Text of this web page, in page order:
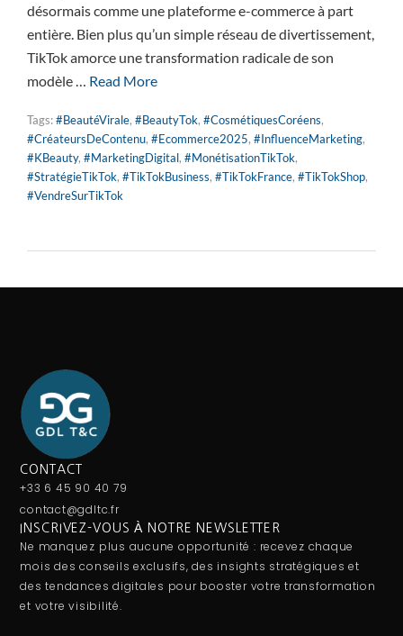
désormais comme une plateforme e-commerce à part
entière. Bien plus qu’un simple réseau de divertissement,
TikTok amorce une transformation radicale de son
modèle … Read More
Tags:#BeautéVirale, #BeautyTok, #CosmétiquesCoréens,
#CréateursDeContenu, #Ecommerce2025, #InfluenceMarketing,
#KBeauty, #MarketingDigital, #MonétisationTikTok,
#StratégieTikTok, #TikTokBusiness, #TikTokFrance, #TikTokShop,
#VendreSurTikTok
CONTACT
+33 6 45 90 40 79
contact@gdltc.fr
INSCRIVEZ-VOUS À NOTRE NEWSLETTER
Ne manquez plus aucune opportunité : recevez chaque
mois des conseils exclusifs, des insights stratégiques et
des tendances digitales pour booster votre transformation
et votre visibilité.